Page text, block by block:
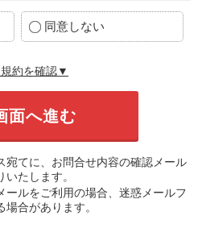
同意しない
約を確認▼
てに、お問合せ内容の確認メール
いたします。
ルをご利用の場合、迷惑メールフ
場合があります。